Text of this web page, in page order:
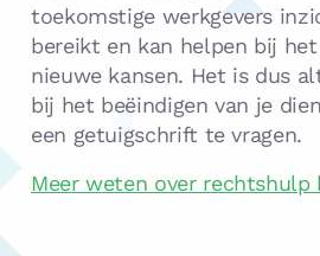
toekomstige werkgevers
bereikt en kan helpen bij
nieuwe kansen. Het is dus
bij het beëindigen van je
een getuigschrift te vragen.
Meer weten over rechtshulp